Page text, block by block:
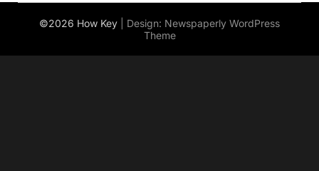
©2026 How Key | Design: Newspaperly WordPress
Theme